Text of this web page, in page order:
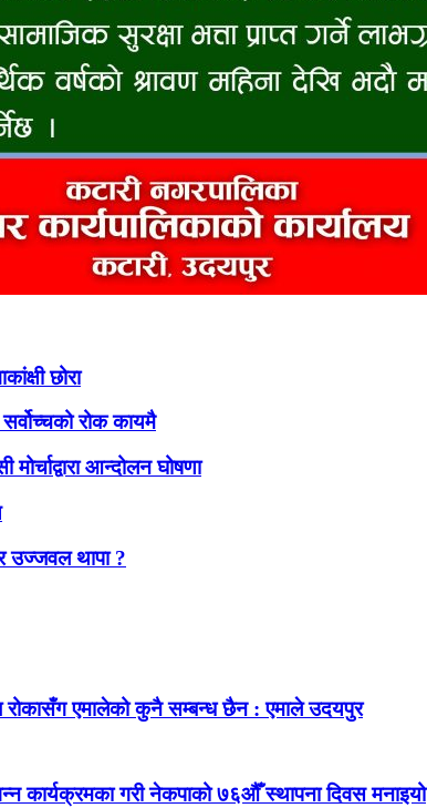
छोरा
रोक कायमै
आन्दोलन घोषणा
उज्जवल थापा ?
रोकासँग एमालेको कुनै सम्बन्ध छैन : एमाले उदयपुर
कार्यक्रमका गरी नेकपाको ७६औँ स्थापना दिवस मनाइयो